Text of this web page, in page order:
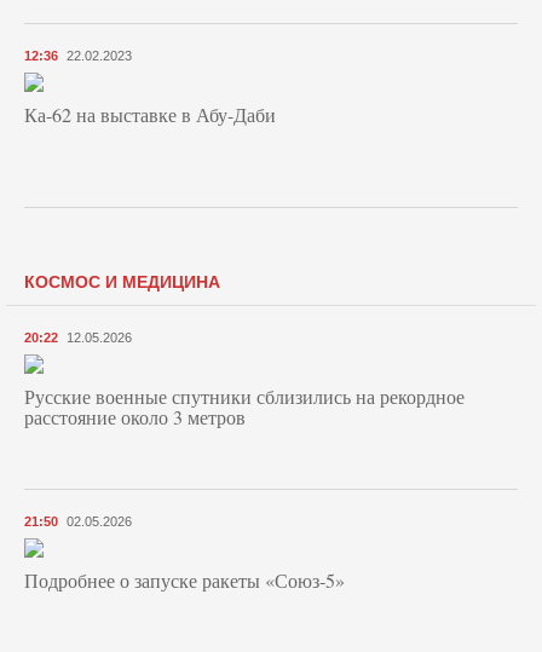
12:36 22.02.2023
Ка-62 на выставке в Абу-Даби
КОСМОС И МЕДИЦИНА
20:22 12.05.2026
Русские военные спутники сблизились на рекордное
расстояние около 3 метров
21:50 02.05.2026
Подробнее о запуске ракеты «Союз‑5»